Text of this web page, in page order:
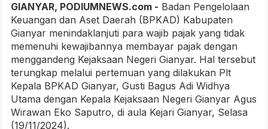
GIANYAR, PODIUMNEWS.com - Badan Pengelolaan
Keuangan dan Aset Daerah (BPKAD) Kabupaten
Gianyar menindaklanjuti para wajib pajak yang tidak
memenuhi kewajibannya membayar pajak dengan
menggandeng Kejaksaan Negeri Gianyar. Hal tersebut
terungkap melalui pertemuan yang dilakukan Plt
Kepala BPKAD Gianyar, Gusti Bagus Adi Widhya
Utama dengan Kepala Kejaksaan Negeri Gianyar Agus
Wirawan Eko Saputro, di aula Kejari Gianyar, Selasa
(19/11/2024).